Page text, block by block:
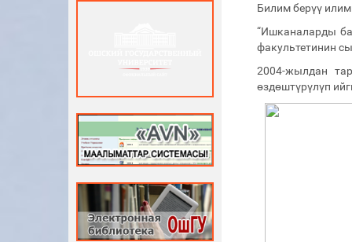
Билим берүү
“Ишканаларды
факультетинин
2004-жылдан
өздөштүрүлүп